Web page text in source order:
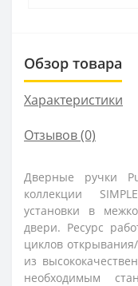
Обзор товара
Характеристики
Отзывов (0)
Дверные ручки
коллекции
установки в
двери. Ресурс
циклов
из
необходимым